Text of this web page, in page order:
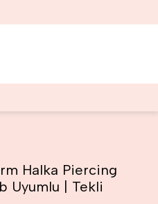
Halka Piercing
Uyumlu | Tekli